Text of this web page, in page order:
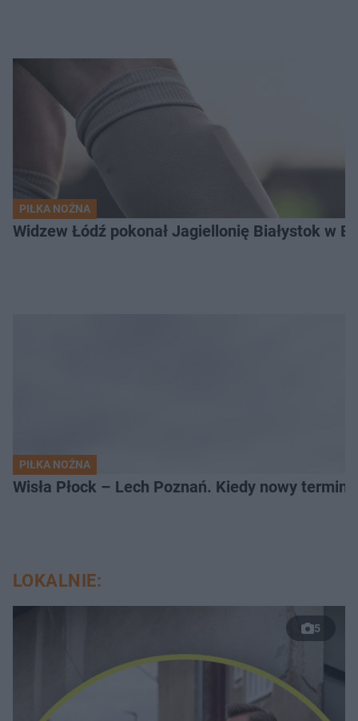
PIŁKA NOŻNA
Widzew Łódź pokonał Jagiellonię Białystok w
PIŁKA NOŻNA
Wisła Płock – Lech Poznań. Kiedy nowy termin
LOKALNIE:
5